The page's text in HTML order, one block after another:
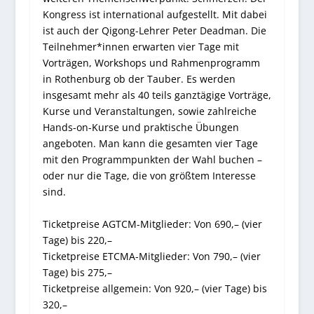
Kongress ist international aufgestellt. Mit dabei
ist auch der Qigong-Lehrer Peter Deadman. Die
Teilnehmer*innen erwarten vier Tage mit
Vorträgen, Workshops und Rahmenprogramm
in Rothenburg ob der Tauber. Es werden
insgesamt mehr als 40 teils ganztägige Vorträge,
Kurse und Veranstaltungen, sowie zahlreiche
Hands-on-Kurse und praktische Übungen
angeboten. Man kann die gesamten vier Tage
mit den Programmpunkten der Wahl buchen –
oder nur die Tage, die von größtem Interesse
sind.
Ticketpreise AGTCM-Mitglieder: Von 690,– (vier
Tage) bis 220,–
Ticketpreise ETCMA-Mitglieder: Von 790,– (vier
Tage) bis 275,–
Ticketpreise allgemein: Von 920,– (vier Tage) bis
320,–